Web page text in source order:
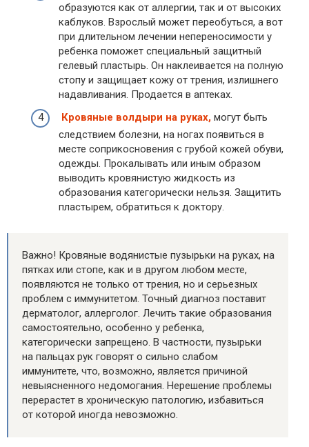
образуются как от аллергии, так и от высоких
каблуков. Взрослый может переобуться, а вот
при длительном лечении непереносимости у
ребенка поможет специальный защитный
гелевый пластырь. Он наклеивается на полную
стопу и защищает кожу от трения, излишнего
надавливания. Продается в аптеках.
Кровяные волдыри на руках, могут быть
следствием болезни, на ногах появиться в
месте соприкосновения с грубой кожей обуви,
одежды. Прокалывать или иным образом
выводить кровянистую жидкость из
образования категорически нельзя. Защитить
пластырем, обратиться к доктору.
Важно! Кровяные водянистые пузырьки на руках, на
пятках или стопе, как и в другом любом месте,
появляются не только от трения, но и серьезных
проблем с иммунитетом. Точный диагноз поставит
дерматолог, аллерголог. Лечить такие образования
самостоятельно, особенно у ребенка,
категорически запрещено. В частности, пузырьки
на пальцах рук говорят о сильно слабом
иммунитете, что, возможно, является причиной
невыясненного недомогания. Нерешение проблемы
перерастет в хроническую патологию, избавиться
от которой иногда невозможно.